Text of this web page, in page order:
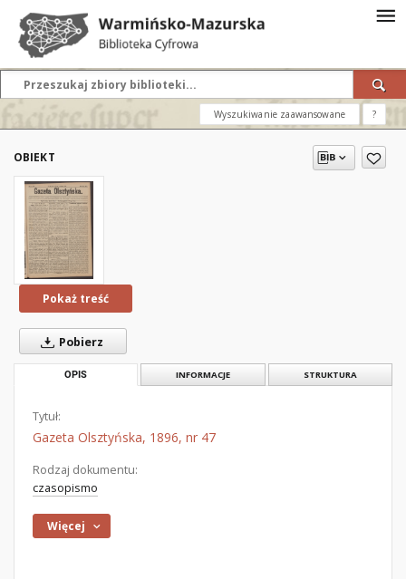
Wyszukiwanie zaawansowane ?
OBIEKT
Pokaż treść
Pobierz
OPIS INFORMACJE STRUKTURA
Tytuł:
Gazeta Olsztyńska, 1896, nr 47
Rodzaj dokumentu:
czasopismo
Więcej